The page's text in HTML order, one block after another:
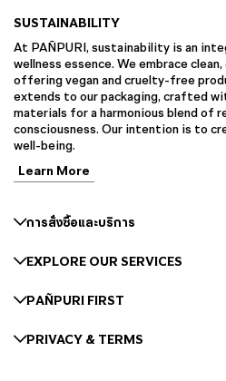
SUSTAINABILITY
At PAÑPURI, sustainability is an
wellness essence. We embrace
offering vegan and cruelty-free
extends to our packaging, crafted
materials for a harmonious blend of
consciousness. Our intention is to
well-being.
Learn More
การสั่งซื้อและบริการ
EXPLORE OUR SERVICES
PAÑPURI FIRST
PRIVACY & TERMS